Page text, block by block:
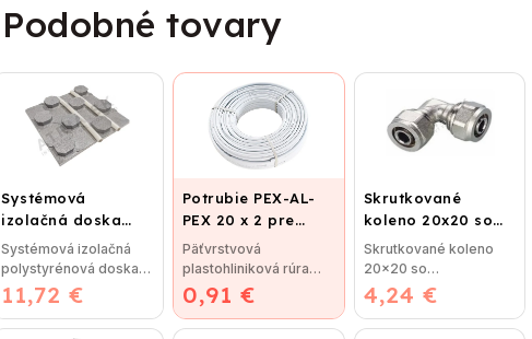
Podobné tovary
Systémová
izolačná doska
UHP55 pre
podlahové kúrenie
(STIROTERMAL
BASIC)
11,72 €
Systémová izolačná
polystyrénová doska
UHP55 (STIROTERMAL
BASIC) so zvýšenou...
Potrubie PEX-AL-
PEX 20 x 2 pre
vykurovanie,
podlahové kúrenie
a vodu
0,91 €
Päťvrstvová
plastohliniková rúra
pex-al-pex je určená
na: rozvody teplej a...
Skrutkované
koleno 20x20 so
šróbením
4,24 €
Skrutkované koleno
20x20 so
šróbením, bez nutnosti
lisovania, použitie
pre...